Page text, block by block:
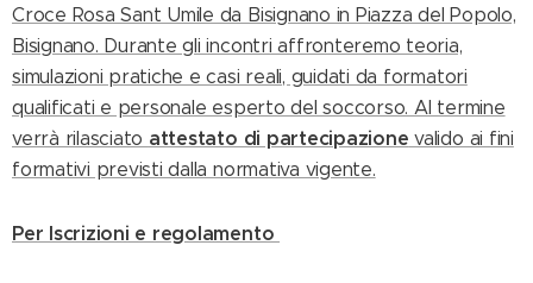
Croce Rosa Sant Umile da Bisignano in Piazza del Popolo,
Bisignano. Durante gli incontri affronteremo teoria,
simulazioni pratiche e casi reali, guidati da formatori
qualificati e personale esperto del soccorso. Al termine
verrà rilasciato attestato di partecipazione valido ai fini
formativi previsti dalla normativa vigente.
Per Iscrizioni e regolamento